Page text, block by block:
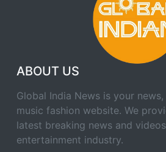
ABOUT US
Global India News is your
music fashion website. We
latest breaking news and
entertainment industry.